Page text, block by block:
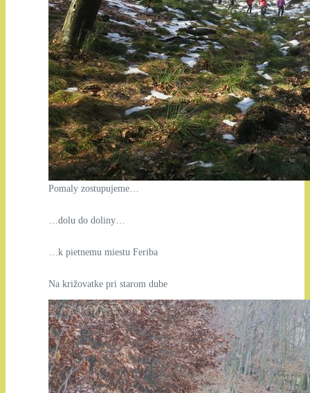
Pomaly zostupujeme…
…dolu do doliny…
…k pietnemu miestu Feriba
Na križovatke pri starom dube